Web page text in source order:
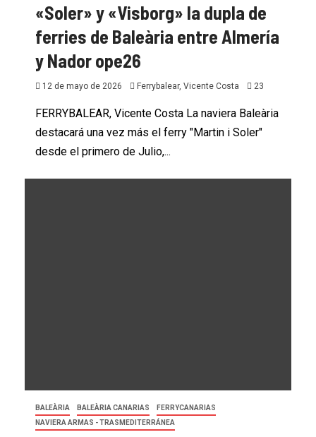
«Soler» y «Visborg» la dupla de
ferries de Baleària entre Almería
y Nador ope26
12 de mayo de 2026 Ferrybalear, Vicente Costa 23
FERRYBALEAR, Vicente Costa La naviera Baleària
destacará una vez más el ferry "Martin i Soler"
desde el primero de Julio,...
BALEÀRIA BALEÀRIA CANARIAS
FERRYCANARIAS
NAVIERA ARMAS - TRASMEDITERRÁNEA